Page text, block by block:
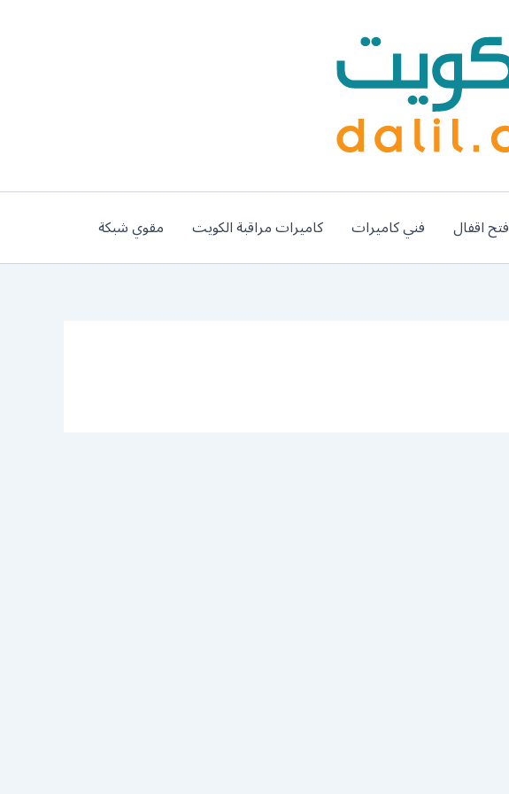
فتح اقفال فني كاميرات كاميرات مراقبة الكويت مقوي شبكة